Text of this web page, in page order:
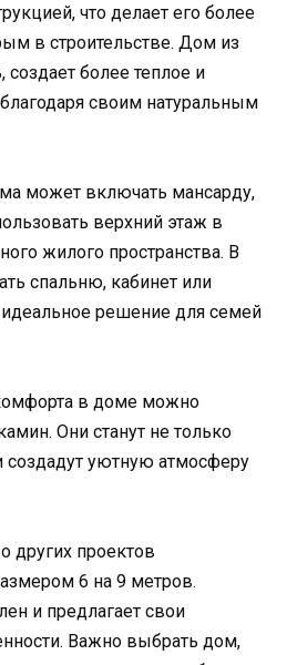
что делает его более
в строительстве. Дом из
более теплое и
своим натуральным
может включать мансарду,
верхний этаж в
жилого пространства. В
спальню, кабинет или
решение для семей
в доме можно
Они станут не только
создадут уютную атмосферу
других проектов
6 на 9 метров.
и предлагает свои
Важно выбрать дом,